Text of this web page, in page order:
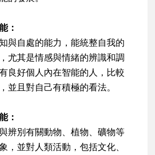
：
與自處的能力，能統整自我的
尤其是情感與情緒的辨識和調
良好個人內在智能的人，比較
並且對自己有積極的看法。
：
辨別有關動物、植物、礦物等
，並對人類活動，包括文化、